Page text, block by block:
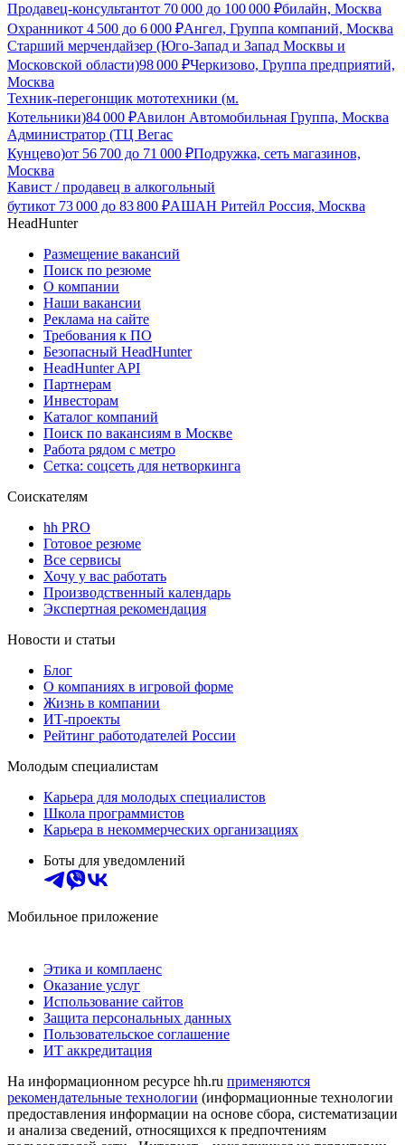
Продавец-консультантот 70 000 до 100 000 ₽билайн, Москва
Охранникот 4 500 до 6 000 ₽Ангел, Группа компаний, Москва
Старший мерчендайзер (Юго-Запад и Запад Москвы и
Московской области)98 000 ₽Черкизово, Группа предприятий,
Москва
Техник-перегонщик мототехники (м.
Котельники)84 000 ₽Авилон Автомобильная Группа, Москва
Администратор (ТЦ Вегас
Кунцево)от 56 700 до 71 000 ₽Подружка, сеть магазинов,
Москва
Кавист / продавец в алкогольный
бутикот 73 000 до 83 800 ₽АШАН Ритейл Россия, Москва
HeadHunter
Размещение вакансий
Поиск по резюме
О компании
Наши вакансии
Реклама на сайте
Требования к ПО
Безопасный HeadHunter
HeadHunter API
Партнерам
Инвесторам
Каталог компаний
Поиск по вакансиям в Москве
Работа рядом с метро
Сетка: соцсеть для нетворкинга
Соискателям
hh PRO
Готовое резюме
Все сервисы
Хочу у вас работать
Производственный календарь
Экспертная рекомендация
Новости и статьи
Блог
О компаниях в игровой форме
Жизнь в компании
ИТ-проекты
Рейтинг работодателей России
Молодым специалистам
Карьера для молодых специалистов
Школа программистов
Карьера в некоммерческих организациях
Боты для уведомлений
Мобильное приложение
Этика и комплаенс
Оказание услуг
Использование сайтов
Защита персональных данных
Пользовательское соглашение
ИТ аккредитация
На информационном ресурсе hh.ru применяются
рекомендательные технологии (информационные технологии
предоставления информации на основе сбора, систематизации
и анализа сведений, относящихся к предпочтениям